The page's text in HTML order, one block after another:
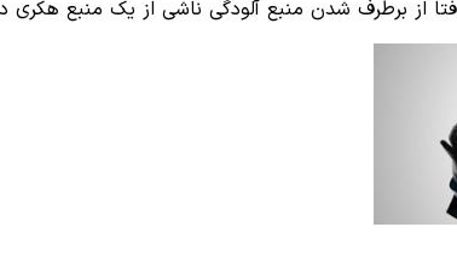
از برطرف شدن منبع آلودگی ناشی از یک منبع هکری